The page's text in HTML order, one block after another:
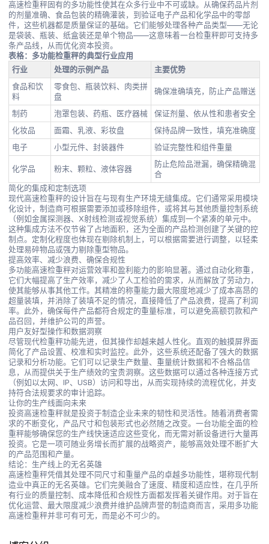
高速检重秤固有的多功能性使其在众多行业中不可或缺。从确保药品片剂
的剂量准确、食品包装的精确灌装，到验证电子产品和化学品中的零部
件，这些机器都是质量保证的基础。它们能够处理各种产品类型——无论
是袋装、瓶装、纸盒装还是单个物品——这意味着一台检重秤即可支持多
条产品线，从而优化资本投资。
表格：多功能检重秤的典型行业应用
行业
处理的示例产品
主要优势
食品和饮
料
零食包、瓶装饮料、肉类拼
盘
确保准确填充，防止产品赠送
制药 泡罩包装、药瓶、医疗器械
保证剂量、依从性和患者安全
化妆品
面霜、乳液、彩妆盘
保持品牌一致性，填充准确度
电子
小型元件、封装器件 验证完整性和组件重量
化学品 粉末、颗粒、液体容器
防止危险品泄漏，确保精确混
合
简化的集成和定制选项
现代高速检重秤的设计旨在与现有生产环境无缝集成。它们通常采用模块
化设计，制造商可根据需要添加或移除组件，或将其与其他质量控制系统
（例如金属探测器、X射线检测或视觉系统）集成到一个紧凑的单元中。
这种集成方法不仅节省了占地面积，还为全面的产品检测创建了关键的控
制点。定制化程度也体现在剔除机制上，可以根据需要进行调整，以轻柔
处理易碎物品或强力剔除重型物品。
提高效率、减少浪费、确保合规性
多功能高速检重秤对运营效率和盈利能力的影响显著。通过自动化称重，
它们大幅提高了生产效率，减少了人工检验的需求，从而解放了劳动力，
使其能够从事其他工作。其精准的称重能力最大限度地减少了成本高昂的
超量装填，并消除了装填不足的情况，直接降低了产品浪费，提高了利润
率。此外，确保每件产品都符合规定的重量标准，可以避免高额罚款和产
品召回，并维护公司的声誉。
用户友好型操作和数据洞察
尽管现代检重秤功能先进，但其操作却越来越人性化。直观的触摸屏界面
简化了产品设置、校准和实时监控。此外，这些系统还配备了强大的数据
记录和分析功能。它们可以记录生产数量、重量统计数据和不合格品信
息，从而提供关于生产绩效的宝贵洞察。这些数据可以通过各种连接方式
（例如以太网、IP、USB）访问和导出，从而实现持续的流程优化，并支
持符合法规要求的审计追踪。
让你的生产线面向未来
投资高速检重秤就是投资于制造企业未来的韧性和灵活性。随着消费者需
求的不断变化，产品尺寸和包装形式也必然随之改变。一台功能全面的检
重秤能够确保您的生产线快速适应这些变化，而无需对新设备进行大量再
投资。它是一项可随业务增长而扩展的战略资产，能够高效处理不断扩大
的产品范围和产量。
结论：生产线上的无名英雄
高速检重秤凭借其处理不同尺寸和重量产品的卓越多功能性，堪称现代制
造业中真正的无名英雄。它们完美融合了速度、精度和适应性，在几乎所
有行业的质量控制、成本降低和合规性方面都发挥着关键作用。对于旨在
优化运营、最大限度减少浪费并维护品牌声誉的制造商而言，采用多功能
高速检重秤并非可有可无，而是必不可少的。